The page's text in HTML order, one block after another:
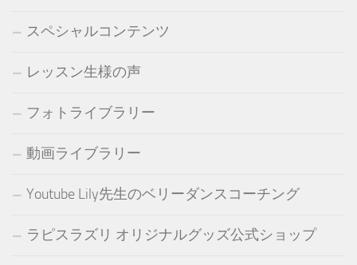
スペシャルコンテンツ
レッスン生様の声
フォトライブラリー
動画ライブラリー
Youtube Lily先生のベリーダンスコーチング
ラピスラズリ オリジナルグッズ公式ショップ